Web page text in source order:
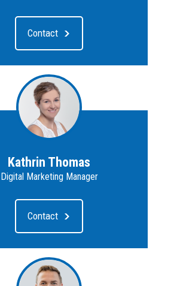
Contact
Kathrin Thomas
Digital Marketing Manager
Contact